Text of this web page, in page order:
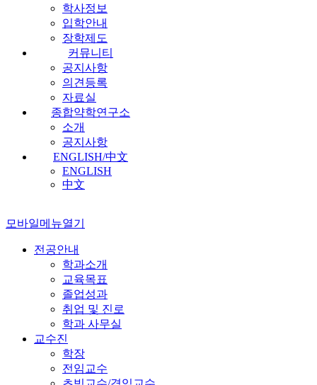
학사정보
입학안내
장학제도
커뮤니티
공지사항
의견등록
자료실
종합약학연구소
소개
공지사항
ENGLISH/中文
ENGLISH
中文
모바일메뉴열기
전공안내
학과소개
교육목표
졸업성과
취업 및 진로
학과 사무실
교수진
학장
전임교수